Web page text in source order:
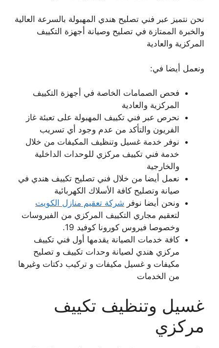
نحن نتميز عبر فني تصليح هندي المهبولة بالسرعة العالية
والخبرة الممتازة في تصليح وصيانة أجهزة التكييف
المركزية والعادية
ونعمل أيضا في:
فحص الصمامات الخاصة في أجهزة التكييف
المركزية والعادية
نحرص عبر فني تكييف المهبولة على تعبئة غاز
الفريون والتأكد من عدم وجود أي تسريب
نوفر خدمة غسيل وتنظيف المكيفات من خلال
خدمة فني تكييف مركزي للوحدات الداخلية
والخارجية
نعمل أيضا من خلال فني تصليح تكييف هندي في
صيانة وتصليح كافة الأسلاك الكهربائية
ونحن أيضا نوفر شركة تعقيم منازل الكويت
لتعقيم مجاري التكييف المركزي من الفيروسات
وخصوصا فيروس كورونا كوفيد 19.
كافة خدمات الصيانة يقدمها أول فني تكييف
مركزي هندي لصيانة وحدات تكييف و تصليح
مكيفات و غسيل مكيفات و تركيب دكتات وغيرها
من الخدمات
غسيل وتنظيف تكييف
مركزي